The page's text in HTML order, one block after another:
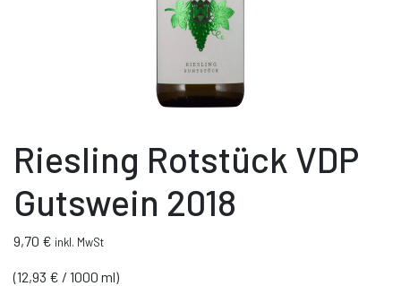
Riesling Rotstück VDP
Gutswein 2018
9,70 € inkl. MwSt
(12,93 € / 1000 ml)